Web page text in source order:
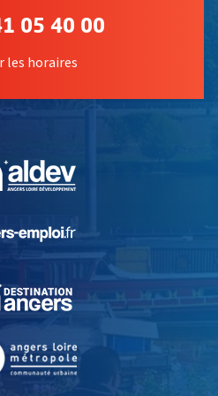
05 40 00
les horaires
, Ouvre une nouvelle
, Ouvre une nouvelle